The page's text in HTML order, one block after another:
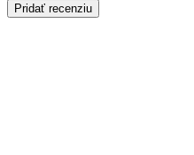
Pridať recenziu